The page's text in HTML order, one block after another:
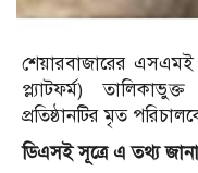
শেয়ারবাজারের এসএমই
প্ল্যাটফর্ম)
প্রতিষ্ঠানটির মৃত
ডিএসই সূত্রে এ তথ্য